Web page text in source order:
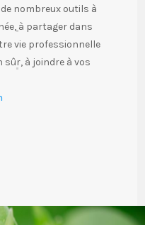
nombreux outils à
à partager dans
vie professionnelle
à joindre à vos